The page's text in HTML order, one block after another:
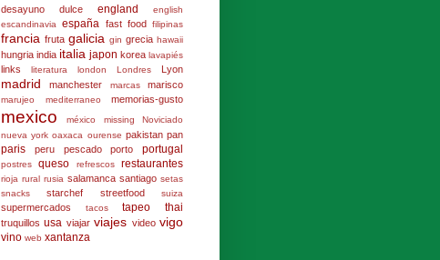
desayuno
dulce england
english
escandinavia
españa fast food filipinas
francia fruta galicia gin grecia hawaii
hungria india italia japon korea lavapiés
links literatura london Londres Lyon
madrid manchester marcas marisco
marujeo mediterraneo memorias-gusto
mexico méxico missing
Noviciado
nueva york oaxaca ourense pakistan pan
paris peru pescado porto portugal
postres queso refrescos restaurantes
rioja rural rusia salamanca santiago setas
snacks
starchef streetfood suiza
supermercados tacos tapeo thai
truquillos usa viajar viajes video vigo
vino web xantanza